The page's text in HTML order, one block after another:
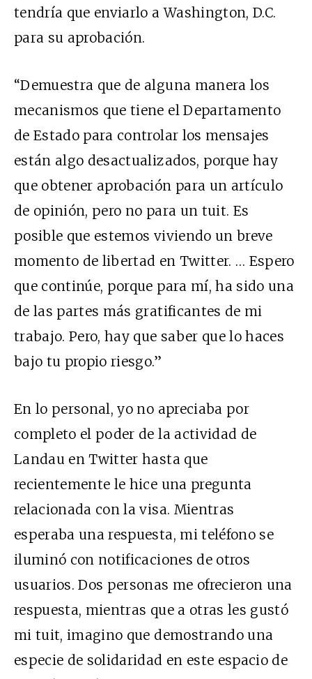
tendría que enviarlo a Washington, D.C.
para su aprobación.
“Demuestra que de alguna manera los
mecanismos que tiene el Departamento
de Estado para controlar los mensajes
están algo desactualizados, porque hay
que obtener aprobación para un artículo
de opinión, pero no para un tuit. Es
posible que estemos viviendo un breve
momento de libertad en Twitter. … Espero
que continúe, porque para mí, ha sido una
de las partes más gratificantes de mi
trabajo. Pero, hay que saber que lo haces
bajo tu propio riesgo.”
En lo personal, yo no apreciaba por
completo el poder de la actividad de
Landau en Twitter hasta que
recientemente le hice una pregunta
relacionada con la visa. Mientras
esperaba una respuesta, mi teléfono se
iluminó con notificaciones de otros
usuarios. Dos personas me ofrecieron una
respuesta, mientras que a otras les gustó
mi tuit, imagino que demostrando una
especie de solidaridad en este espacio de